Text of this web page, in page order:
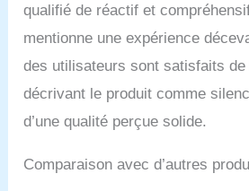
qualifié de réactif et
mentionne une expérience
des utilisateurs sont satisfaits de
décrivant le produit comme
d’une qualité perçue solide.
Comparaison avec d’autres